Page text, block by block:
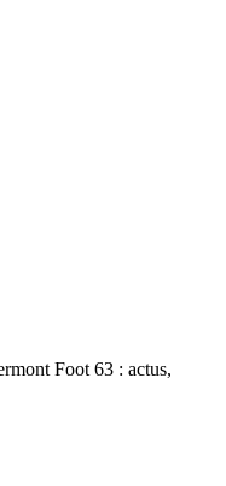
Foot 63 : actus,